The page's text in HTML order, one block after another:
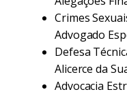
Crimes
Advogado
Defesa
Alicerce da
Advocacia